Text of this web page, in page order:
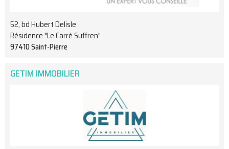
52, bd Hubert Delisle
Résidence "Le Carré Suffren"
97410 Saint-Pierre
GETIM IMMOBILIER